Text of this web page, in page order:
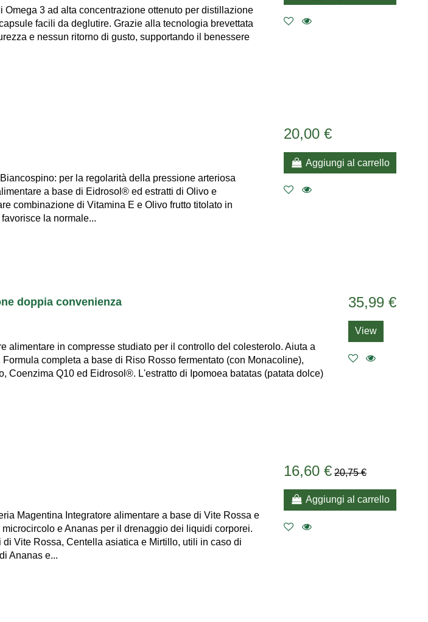
Omega 3 ad alta concentrazione ottenuto per distillazione
facili da deglutire. Grazie alla tecnologia brevettata
e nessun ritorno di gusto, supportando il benessere
per la regolarità della pressione arteriosa
a base di Eidrosol® ed estratti di Olivo e
combinazione di Vitamina E e Olivo frutto titolato in
la normale...
20,00 €
Aggiungi al carrello
doppia convenienza
alimentare in compresse studiato per il controllo del colesterolo. Aiuta a
completa a base di Riso Rosso fermentato (con Monacoline),
Coenzima Q10 ed Eidrosol®. L'estratto di Ipomoea batatas (patata dolce)
35,99 €
View
Magentina Integratore alimentare a base di Vite Rossa e
e Ananas per il drenaggio dei liquidi corporei.
di Vite Rossa, Centella asiatica e Mirtillo, utili in caso di
Ananas e...
16,60 € 20,75 €
Aggiungi al carrello